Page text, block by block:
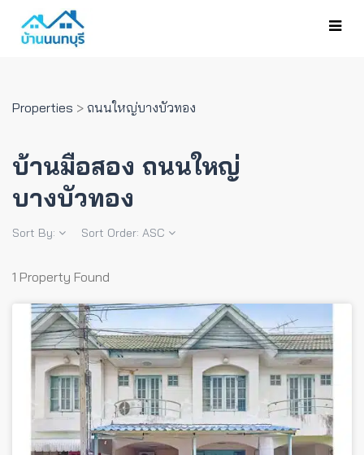
Properties > ถนนใหญ่บางบัวทอง
บ้านมือสอง ถนนใหญ่
บางบัวทอง
Sort By: Sort Order: ASC
1 Property Found